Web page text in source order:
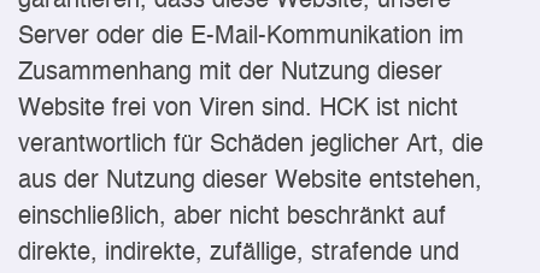
Server oder die E-Mail-Kommunikation im
Zusammenhang mit der Nutzung dieser
Website frei von Viren sind. HCK ist nicht
verantwortlich für Schäden jeglicher Art, die
aus der Nutzung dieser Website entstehen,
einschließlich, aber nicht beschränkt auf
direkte, indirekte, zufällige, strafende und